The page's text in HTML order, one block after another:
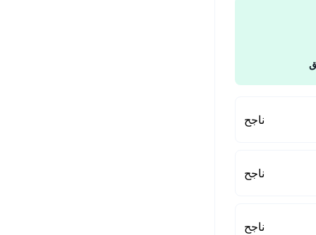
ناجح
ناجح
ناجح